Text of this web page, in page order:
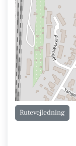
Rutevejledning